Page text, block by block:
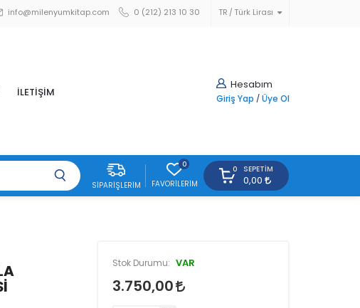
TR Türk Lirası
info@milenyumkitap.com 0 (212) 213 10 30
Hesabım
Giriş Yap / Üye Ol
İLETİŞİM
SIPARIŞLERIM
0
FAVORILERIM
0 SEPETIM
0,00
Stok Durumu: VAR
3.750,00